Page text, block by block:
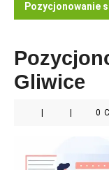
Pozycjonowanie
Gliwice
0